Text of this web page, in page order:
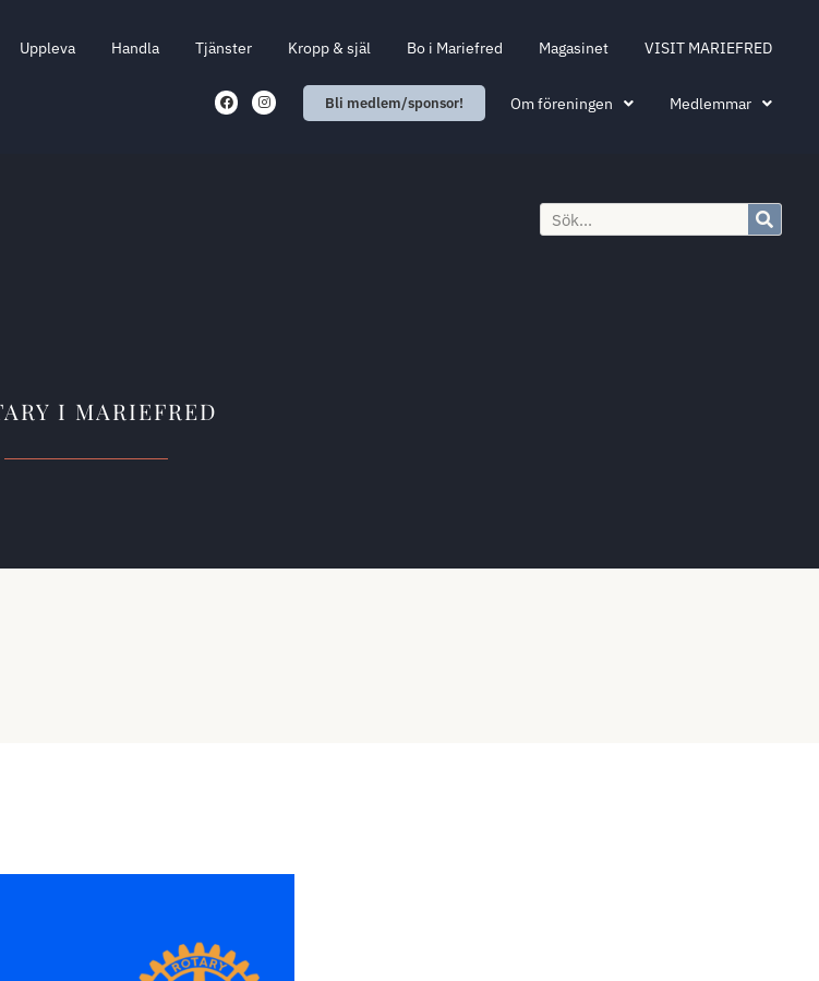
Uppleva Handla Tjänster Kropp & själ Bo i Mariefred Magasinet VISIT MARIEFRED
Bli medlem/sponsor! Om föreningen Medlemmar
I MARIEFRED